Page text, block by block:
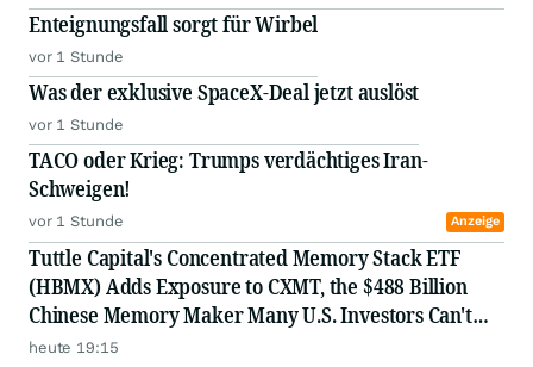
Enteignungsfall sorgt für Wirbel
vor 1 Stunde
Was der exklusive SpaceX-Deal jetzt auslöst
vor 1 Stunde
TACO oder Krieg: Trumps verdächtiges Iran-
Schweigen!
vor 1 Stunde Anzeige
Tuttle Capital's Concentrated Memory Stack ETF
(HBMX) Adds Exposure to CXMT, the $488 Billion
Chinese Memory Maker Many U.S. Investors Can't
Access Directly
heute 19:15